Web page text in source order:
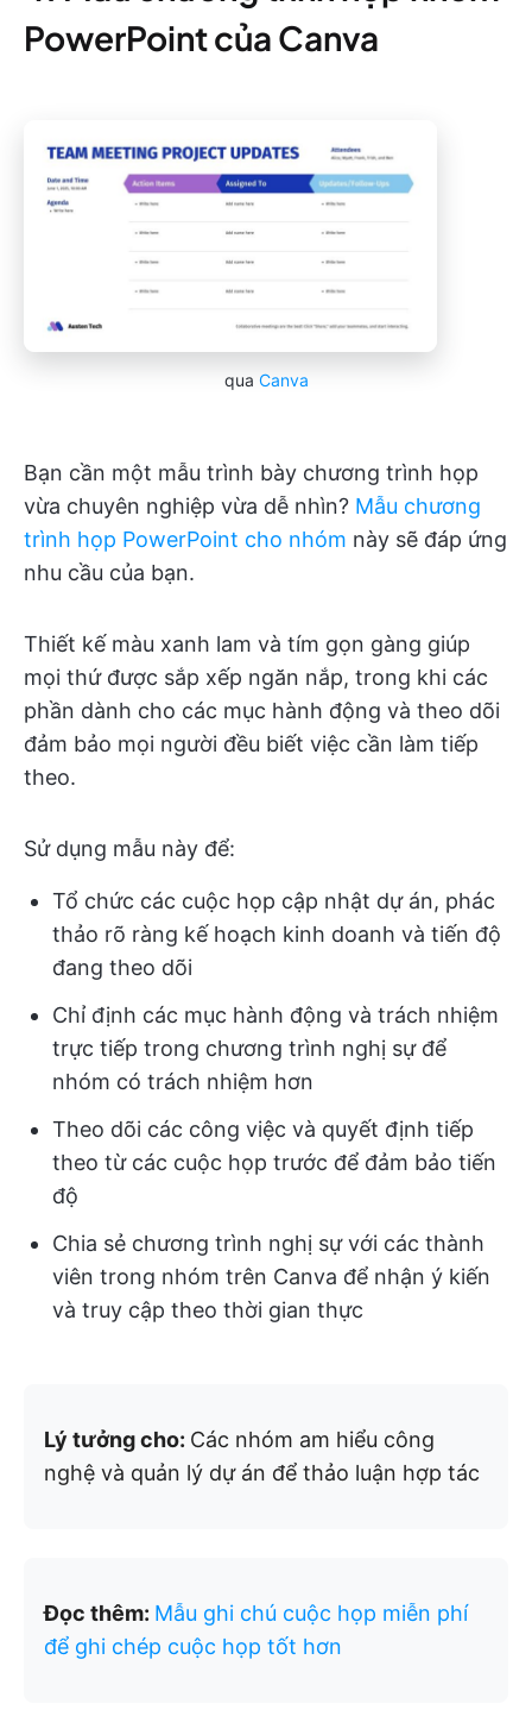
PowerPoint của Canva
qua Canva
Bạn cần một mẫu trình bày chương trình họp
vừa chuyên nghiệp vừa dễ nhìn? Mẫu chương
trình họp PowerPoint cho nhóm này sẽ đáp ứng
nhu cầu của bạn.
Thiết kế màu xanh lam và tím gọn gàng giúp
mọi thứ được sắp xếp ngăn nắp, trong khi các
phần dành cho các mục hành động và theo dõi
đảm bảo mọi người đều biết việc cần làm tiếp
theo.
Sử dụng mẫu này để:
Tổ chức các cuộc họp cập nhật dự án, phác
thảo rõ ràng kế hoạch kinh doanh và tiến độ
đang theo dõi
Chỉ định các mục hành động và trách nhiệm
trực tiếp trong chương trình nghị sự để
nhóm có trách nhiệm hơn
Theo dõi các công việc và quyết định tiếp
theo từ các cuộc họp trước để đảm bảo tiến
độ
Chia sẻ chương trình nghị sự với các thành
viên trong nhóm trên Canva để nhận ý kiến
và truy cập theo thời gian thực
Lý tưởng cho: Các nhóm am hiểu công
nghệ và quản lý dự án để thảo luận hợp tác
Đọc thêm: Mẫu ghi chú cuộc họp miễn phí
để ghi chép cuộc họp tốt hơn